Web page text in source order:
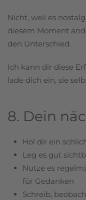
Nicht, weil es
diesem Moment
den Unterschied.
Ich kann dir diese
lade dich ein, sie
8. Dein
Hol dir ein
Leg es gut
Nutze es
für Gedanken
Schreib,